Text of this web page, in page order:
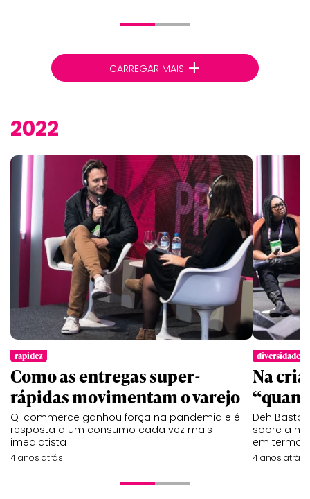
CARREGAR MAIS +
2022
rapidez
Como as entregas super-
rápidas movimentam o varejo
Q-commerce ganhou força na pandemia e é
resposta a um consumo cada vez mais
imediatista
4 anos atrás
diversidade
Na
Deh
sobre a
em
4 anos atrás